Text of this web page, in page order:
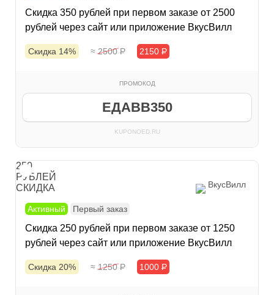
Скидка 350 рублей при первом заказе от 2500
рублей через сайт или приложение ВкусВилл
Скидка 14% ≈ 2500Р 2150 Р
ПРОМОКОД
ЕДАВВ350
KUPONOED.RU
250
РУБЛЕЙ
СКИДКА
ВкусВилл
Активный Первый заказ
Скидка 250 рублей при первом заказе от 1250
рублей через сайт или приложение ВкусВилл
Скидка 20% ≈ 1250Р 1000 Р